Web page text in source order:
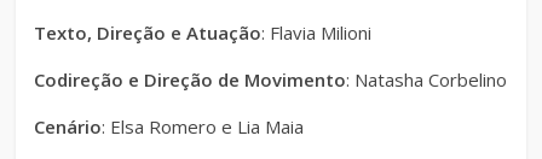
Texto, Direção e Atuação: Flavia Milioni
Codireção e Direção de Movimento: Natasha Corbelino
Cenário: Elsa Romero e Lia Maia